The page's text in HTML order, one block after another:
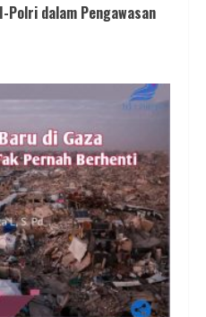
dalam Pengawasan